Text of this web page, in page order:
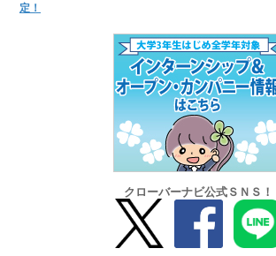
定！
クローバーナビ公式ＳＮＳ！